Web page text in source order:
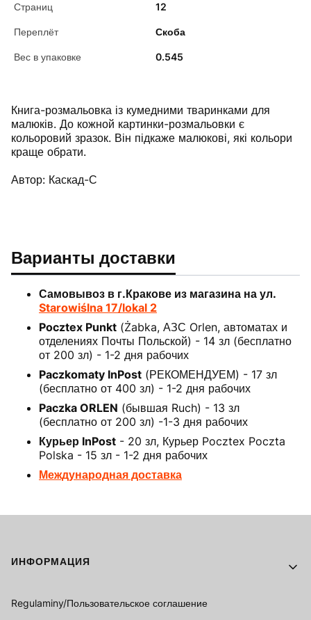
Страниц 12
Переплёт Скоба
Вес в упаковке 0.545
Книга-розмальовка із кумедними тваринками для
малюків. До кожной картинки-розмальовки є
кольоровий зразок. Він підкаже малюкові, які кольори
краще обрати.
Автор: Каскад-С
Варианты доставки
Самовывоз в г.Кракове из магазина на ул.
Starowiślna 17/lokal 2
Pocztex Punkt (Żabka, АЗС Orlen, автоматах и
отделениях Почты Польской) - 14 зл (бесплатно
от 200 зл) - 1-2 дня рабочих
Paczkomaty InPost (РЕКОМЕНДУЕМ) - 17 зл
(бесплатно от 400 зл) - 1-2 дня рабочих
Paczka ORLEN (бывшая Ruch) - 13 зл
(бесплатно от 200 зл) -1-3 дня рабочих
Курьер InPost - 20 зл, Курьер Pocztex Poczta
Polska - 15 зл - 1-2 дня рабочих
Международная доставка
Footer menu
ИНФОРМАЦИЯ
Regulaminy/Пользовательское соглашение